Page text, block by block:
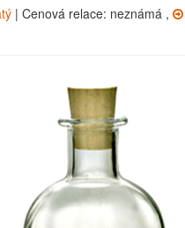
| Cenová relace: neznámá ,